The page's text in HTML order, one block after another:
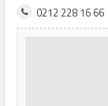
0212 228 16 66